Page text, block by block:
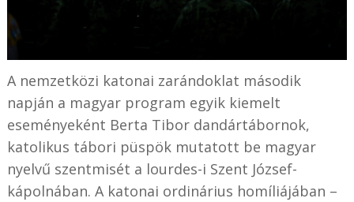
A nemzetközi katonai zarándoklat második
napján a magyar program egyik kiemelt
eseményeként Berta Tibor dandártábornok,
katolikus tábori püspök mutatott be magyar
nyelvű szentmisét a lourdes-i Szent József-
kápolnában. A katonai ordinárius homíliájában –